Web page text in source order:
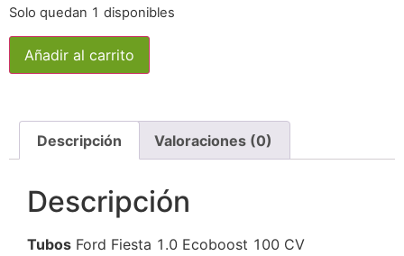
Solo quedan 1 disponibles
Añadir al carrito
Descripción Valoraciones (0)
Descripción
Tubos Ford Fiesta 1.0 Ecoboost 100 CV